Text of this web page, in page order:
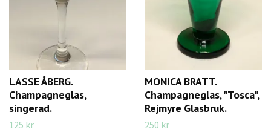
LASSE ÅBERG.
Champagneglas,
singerad.
125 kr
MONICA BRATT.
Champagneglas, "Tosca",
Rejmyre Glasbruk.
250 kr